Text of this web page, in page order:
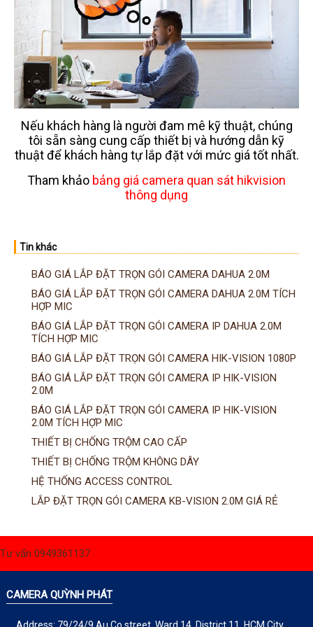
Đầu ghi IP KBVISION
Đầu ghi IP HDParagon
Đầu ghi IP Dahua
Đầu ghi IP Visionhitech
Camera Analog
Camera HIKVISION
Camera Dahua
Camera Visionhitech
Đầu ghi Analog
Đầu ghi HDParagon
Đầu ghi HIKVISION
Đầu ghi Visionhitech
Đầu ghi Dahua
Đầu ghi KBVISION
Thiết bị chống trộm
Thiết bị chống trộm Paradox
Thiết bị Enforcer
access control
Khóa điện tử VIRO
Khóa điện tử KBVISION
Giải pháp
BÁO ĐỘNG CHỐNG TRỘM
GIẢI PHÁP GIÁM SÁT RA VÀO
Nếu khách hàng là người đam mê kỹ thuật, chúng
tôi sẵn sàng cung cấp thiết bị và hướng dẫn kỹ
thuật để khách hàng tự lắp đặt với mức giá tốt nhất.
Tham khảo bảng giá camera quan sát hikvision
thông dụng
Tin khác
BÁO GIÁ LẮP ĐẶT TRỌN GÓI CAMERA DAHUA 2.0M
BÁO GIÁ LẮP ĐẶT TRỌN GÓI CAMERA DAHUA 2.0M TÍCH
HỢP MIC
BÁO GIÁ LẮP ĐẶT TRỌN GÓI CAMERA IP DAHUA 2.0M
TÍCH HỢP MIC
BÁO GIÁ LẮP ĐẶT TRỌN GÓI CAMERA HIK-VISION 1080P
BÁO GIÁ LẮP ĐẶT TRỌN GÓI CAMERA IP HIK-VISION
2.0M
BÁO GIÁ LẮP ĐẶT TRỌN GÓI CAMERA IP HIK-VISION
2.0M TÍCH HỢP MIC
THIẾT BỊ CHỐNG TRỘM CAO CẤP
THIẾT BỊ CHỐNG TRỘM KHÔNG DÂY
HỆ THỐNG ACCESS CONTROL
LẮP ĐẶT TRỌN GÓI CAMERA KB-VISION 2.0M GIÁ RẺ
Tư vấn 0949361137
CAMERA QUỲNH PHÁT